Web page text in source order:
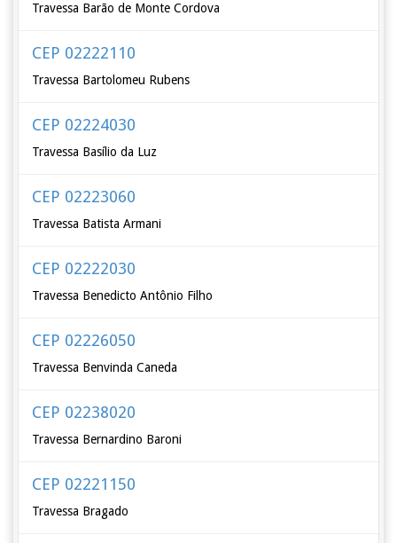
Travessa Barão de Monte Cordova
CEP 02222110
Travessa Bartolomeu Rubens
CEP 02224030
Travessa Basílio da Luz
CEP 02223060
Travessa Batista Armani
CEP 02222030
Travessa Benedicto Antônio Filho
CEP 02226050
Travessa Benvinda Caneda
CEP 02238020
Travessa Bernardino Baroni
CEP 02221150
Travessa Bragado